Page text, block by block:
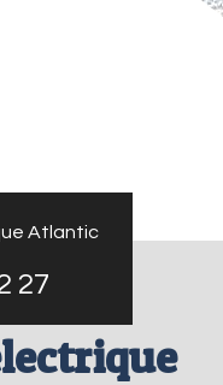
Atlantic
27